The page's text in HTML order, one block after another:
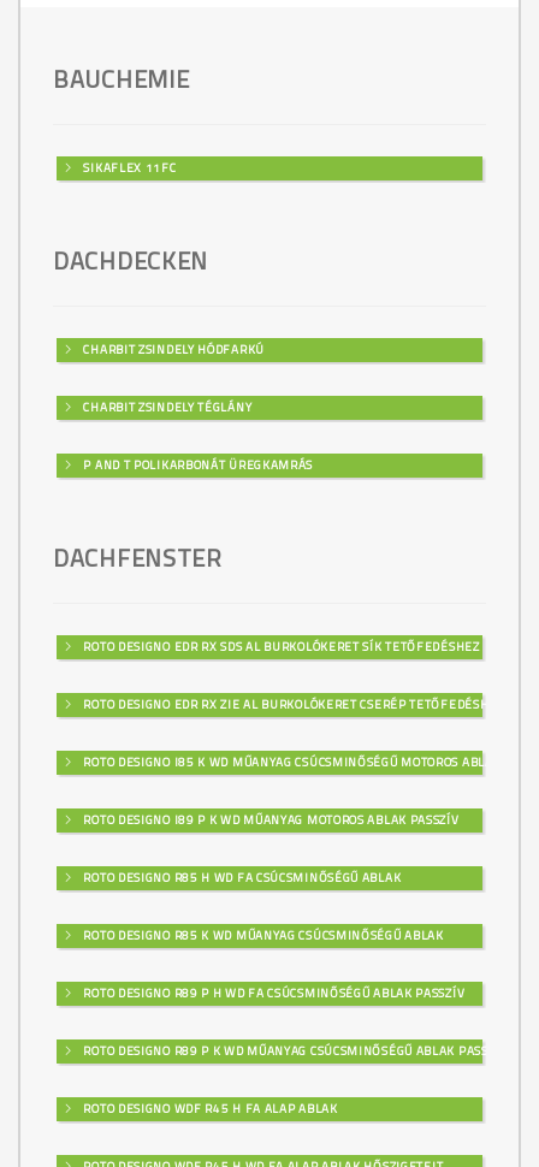
BAUCHEMIE
SIKAFLEX 11FC
DACHDECKEN
CHARBIT ZSINDELY HÓDFARKÚ
CHARBIT ZSINDELY TÉGLÁNY
P AND T POLIKARBONÁT ÜREGKAMRÁS
DACHFENSTER
ROTO DESIGNO EDR RX SDS AL BURKOLÓKERET SÍK TETŐFEDÉSHEZ
ROTO DESIGNO EDR RX ZIE AL BURKOLÓKERET CSERÉP TETŐFEDÉSHEZ
ROTO DESIGNO I85 K WD MŰANYAG CSÚCSMINŐSÉGŰ MOTOROS ABLAK
ROTO DESIGNO I89 P K WD MŰANYAG MOTOROS ABLAK PASSZÍV
ROTO DESIGNO R85 H WD FA CSÚCSMINŐSÉGŰ ABLAK
ROTO DESIGNO R85 K WD MŰANYAG CSÚCSMINŐSÉGŰ ABLAK
ROTO DESIGNO R89 P H WD FA CSÚCSMINŐSÉGŰ ABLAK PASSZÍV
ROTO DESIGNO R89 P K WD MŰANYAG CSÚCSMINŐSÉGŰ ABLAK PASSZÍV
ROTO DESIGNO WDF R45 H FA ALAP ABLAK